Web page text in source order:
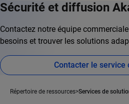
Sécurité et diffusion
Contactez notre équipe
besoins et trouver les solutions
Contacter le service
Répertoire de ressources Services de